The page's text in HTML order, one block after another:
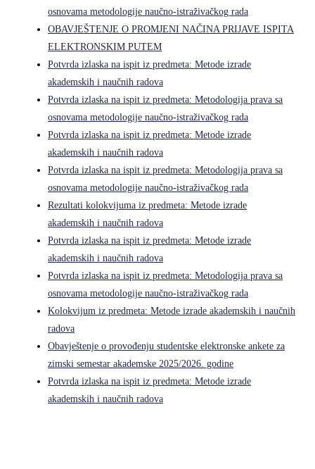
osnovama metodologije naučno-istraživačkog rada
OBAVJEŠTENJE O PROMJENI NAČINA PRIJAVE ISPITA
ELEKTRONSKIM PUTEM
Potvrda izlaska na ispit iz predmeta: Metode izrade
akademskih i naučnih radova
Potvrda izlaska na ispit iz predmeta: Metodologija prava sa
osnovama metodologije naučno-istraživačkog rada
Potvrda izlaska na ispit iz predmeta: Metode izrade
akademskih i naučnih radova
Potvrda izlaska na ispit iz predmeta: Metodologija prava sa
osnovama metodologije naučno-istraživačkog rada
Rezultati kolokvijuma iz predmeta: Metode izrade
akademskih i naučnih radova
Potvrda izlaska na ispit iz predmeta: Metode izrade
akademskih i naučnih radova
Potvrda izlaska na ispit iz predmeta: Metodologija prava sa
osnovama metodologije naučno-istraživačkog rada
Kolokvijum iz predmeta: Metode izrade akademskih i naučnih
radova
Obavještenje o provođenju studentske elektronske ankete za
zimski semestar akademske 2025/2026. godine
Potvrda izlaska na ispit iz predmeta: Metode izrade
akademskih i naučnih radova